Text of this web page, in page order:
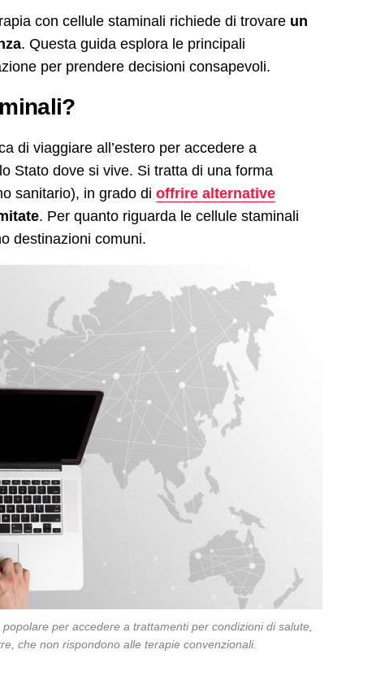
con cellule staminali richiede di trovare un
. Questa guida esplora le principali
per prendere decisioni consapevoli.
di viaggiare all’estero per accedere a
Stato dove si vive. Si tratta di una forma
sanitario), in grado di offrire alternative
. Per quanto riguarda le cellule staminali
destinazioni comuni.
per accedere a trattamenti per condizioni di salute,
che non rispondono alle terapie convenzionali.